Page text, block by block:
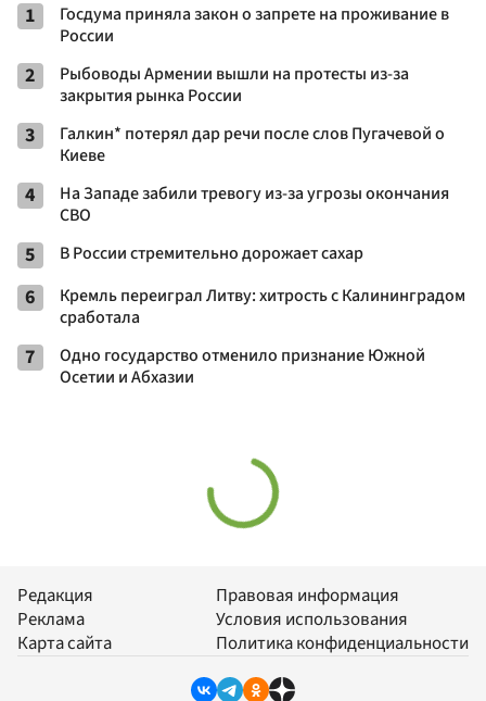
1
Госдума приняла закон о запрете на проживание в
России
2
Рыбоводы Армении вышли на протесты из-за
закрытия рынка России
3
Галкин* потерял дар речи после слов Пугачевой о
Киеве
4
На Западе забили тревогу из-за угрозы окончания
СВО
5 В России стремительно дорожает сахар
6
Кремль переиграл Литву: хитрость с Калининградом
сработала
7
Одно государство отменило признание Южной
Осетии и Абхазии
Редакция
Реклама
Карта сайта
Правовая информация
Условия использования
Политика конфиденциальности